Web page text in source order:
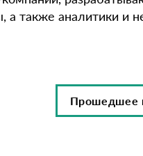
также аналитики и
Прошедшее